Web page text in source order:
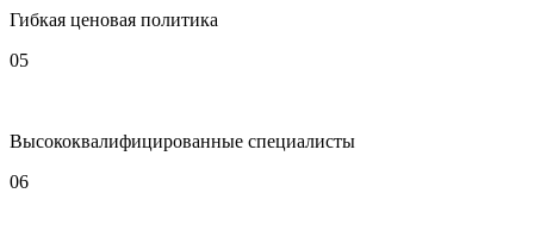
Гибкая ценовая политика
05
Высококвалифицированные специалисты
06